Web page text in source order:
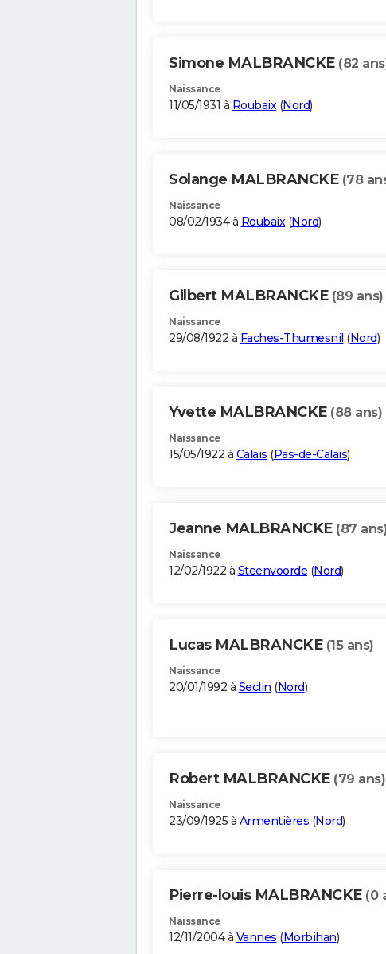
Simone MALBRANCKE (82
Naissance
11/05/1931 à Roubaix(Nord)
Solange MALBRANCKE (78
Naissance
08/02/1934 à Roubaix(Nord)
Gilbert MALBRANCKE (89 ans)
Naissance
29/08/1922 à Faches-Thumesnil (Nord)
Yvette MALBRANCKE (88 ans)
Naissance
15/05/1922 à Calais (Pas-de-Calais)
Jeanne MALBRANCKE (87
Naissance
12/02/1922 à Steenvoorde (Nord)
Lucas MALBRANCKE (15 ans)
Naissance
20/01/1992 à Seclin (Nord)
Robert MALBRANCKE (79 ans)
Naissance
23/09/1925 à Armentières (Nord)
Pierre-louis MALBRANCKE (0
Naissance
12/11/2004 à Vannes (Morbihan)